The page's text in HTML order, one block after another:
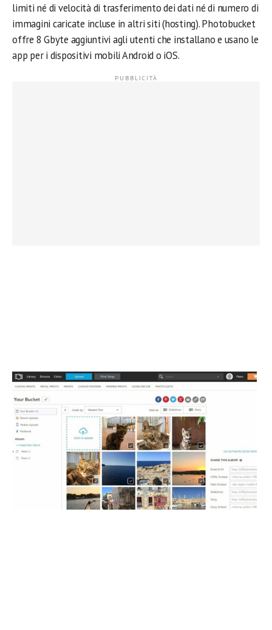
limiti né di velocità di trasferimento dei dati né di numero di
immagini caricate incluse in altri siti (hosting). Photobucket
offre 8 Gbyte aggiuntivi agli utenti che installano e usano le
app per i dispositivi mobili Android o iOS.